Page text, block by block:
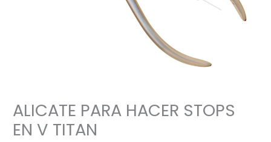
ALICATE PARA HACER STOPS
EN V TITAN